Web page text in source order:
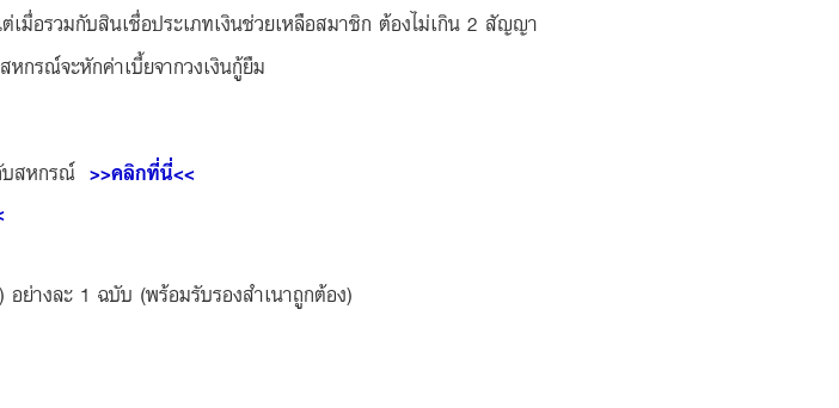
มื่อรวมกับสินเชื่อประเภทเงินช่วยเหลือสมาชิก ต้องไม่เกิน 2 สัญญา
กรณ์จะหักค่าเบี้ยจากวงเงินกู้ยืม
บสหกรณ์ >>คลิกที่นี่<<
ย่างละ 1 ฉบับ (พร้อมรับรองสำเนาถูกต้อง)